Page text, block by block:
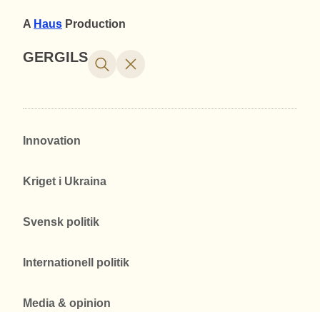
A Haus Production
GERGILS
Innovation
Kriget i Ukraina
Svensk politik
Internationell politik
Media & opinion